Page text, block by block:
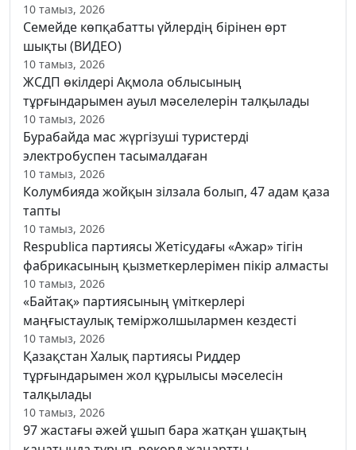
10 тамыз, 2026
Семейде көпқабатты үйлердің бірінен өрт
шықты (ВИДЕО)
10 тамыз, 2026
ЖСДП өкілдері Ақмола облысының
тұрғындарымен ауыл мәселелерін талқылады
10 тамыз, 2026
Бурабайда мас жүргізуші туристерді
электробуспен тасымалдаған
10 тамыз, 2026
Колумбияда жойқын зілзала болып, 47 адам қаза
тапты
10 тамыз, 2026
Respublica партиясы Жетісудағы «Ажар» тігін
фабрикасының қызметкерлерімен пікір алмасты
10 тамыз, 2026
«Байтақ» партиясының үміткерлері
маңғыстаулық теміржолшылармен кездесті
10 тамыз, 2026
Қазақстан Халық партиясы Риддер
тұрғындарымен жол құрылысы мәселесін
талқылады
10 тамыз, 2026
97 жастағы әжей ұшып бара жатқан ұшақтың